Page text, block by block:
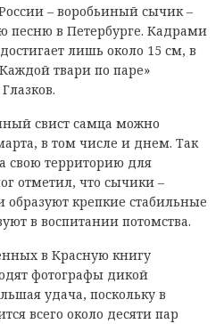
– воробьиный сычик –
песню в Петербурге. Кадрами
лишь около 15 см, в
твари по паре»
свист самца можно
в том числе и днем. Так
свою территорию для
отметил, что сычики –
крепкие стабильные
в воспитании потомства.
в Красную книгу
фотографы дикой
удача, поскольку в
всего около десяти пар